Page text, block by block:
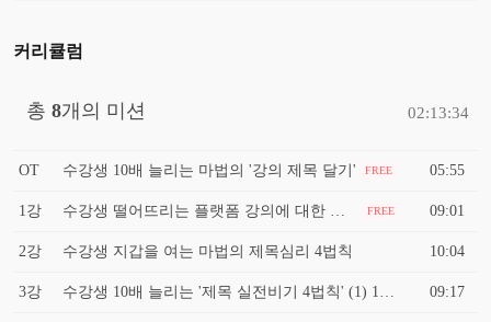
커리큘럼
총 8개의 미션 02:13:34
OT 수강생 10배 늘리는 마법의 '강의 제목 달기' FREE 05:55
1강 FREE 09:01
2강 수강생 지갑을 여는 마법의 제목심리 4법칙 10:04
3강 09:17